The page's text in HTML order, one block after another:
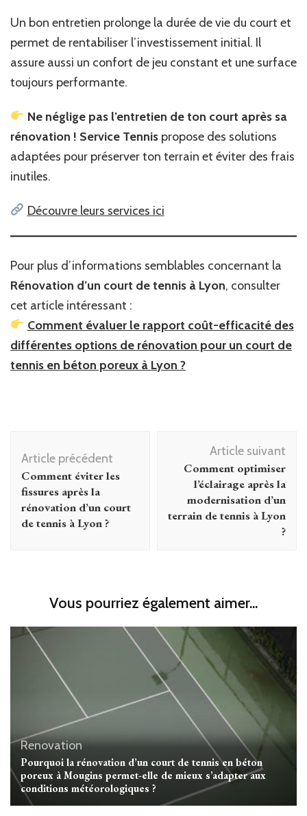
Un bon entretien prolonge la durée de vie du court et
permet de rentabiliser l’investissement initial. Il
assure aussi un confort de jeu constant et une surface
toujours performante.
Ne néglige pas l’entretien de ton court après sa
rénovation ! Service Tennis propose des solutions
adaptées pour préserver ton terrain et éviter des frais
inutiles.
Découvre leurs services ici
Pour plus d’informations semblables concernant la
Rénovation d’un court de tennis à Lyon, consulter
cet article intéressant :
Comment évaluer le rapport coût-efficacité des
différentes options de rénovation pour un court de
tennis en béton poreux à Lyon ?
d'article
Article précédent
Comment éviter les
fissures après la
rénovation d’un court
de tennis à Lyon ?
Article suivant
Comment optimiser
l’éclairage après la
modernisation d’un
terrain de tennis à Lyon
?
Vous pourriez également aimer...
Renovation
Pourquoi la rénovation d’un court de tennis en béton
poreux à Mougins permet-elle de mieux s’adapter aux
conditions météorologiques ?